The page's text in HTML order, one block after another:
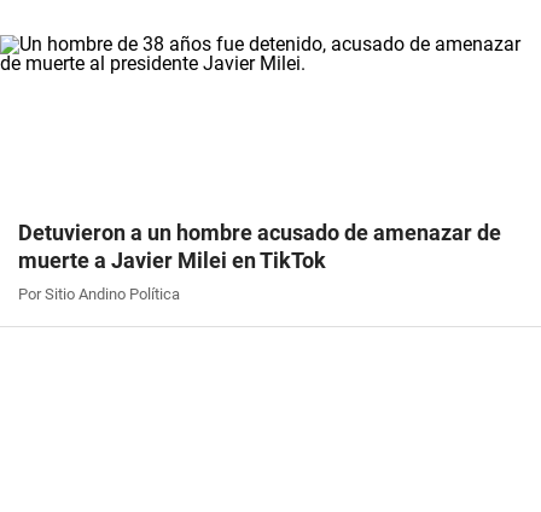
Detuvieron a un hombre acusado de amenazar de
muerte a Javier Milei en TikTok
Por Sitio Andino Política